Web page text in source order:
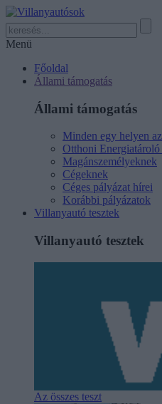
Menü
Főoldal
Állami támogatás
Állami támogatás
Minden egy helyen
Otthoni
Magánszemélyeknek
Cégeknek
Céges pályázat hírei
Korábbi pályázatok
Villanyautó tesztek
Villanyautó tesztek
Az összes teszt